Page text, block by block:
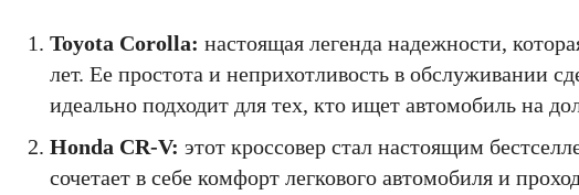
Toyota Corolla: настоящая легенда надежности,
лет. Ее простота и неприхотливость в обслуживании
идеально подходит для тех, кто ищет автомобиль на
Honda CR-V: этот кроссовер стал настоящим
сочетает в себе комфорт легкового автомобиля и